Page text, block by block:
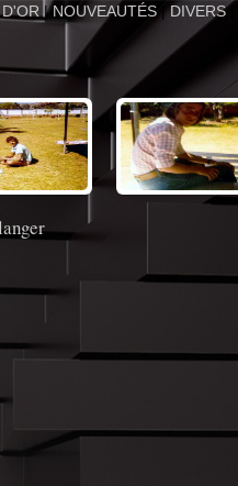
|NOUVEAUTÉS |DIVERS|